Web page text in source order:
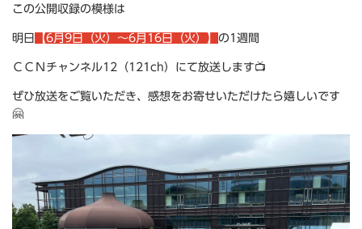
この公開収録の模様は
明日 【6月9日（火）～6月16日（火）】 の1週間
ＣＣＮチャンネル12（121ch）にて放送します📺
ぜひ放送をご覧いただき、感想をお寄せいただけたら嬉しいです
🤗